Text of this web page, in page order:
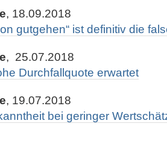
, 18.09.2018
gutgehen“ ist definitiv die
, 25.07.2018
Durchfallquote erwartet
, 19.07.2018
bei geringer